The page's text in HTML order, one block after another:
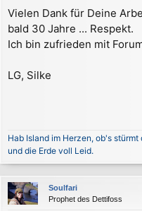
i
t
r
a
Vielen Dank für Deine
bald 30 Jahre ... Respekt.
Ich bin zufrieden mit
LG, Silke
Hab Island im Herzen, ob's
und die Erde voll Leid.
Soulfari
Prophet des Dettifoss